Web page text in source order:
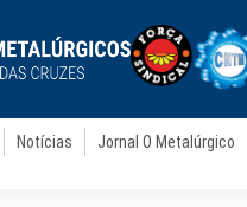
Notícias Jornal O Metalúrgico